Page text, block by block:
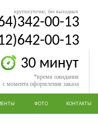
круглосуточно, без выходных
00-13
00-13
30 минут
*время ожидания
с момента оформления заказа
ФОТО КОНТАКТЫ